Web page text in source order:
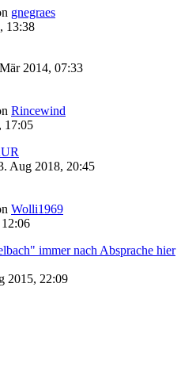
gnegraes
13:38
2014, 07:33
Rincewind
17:05
Aug 2018, 20:45
Wolli1969
immer nach Absprache hier
2015, 22:09